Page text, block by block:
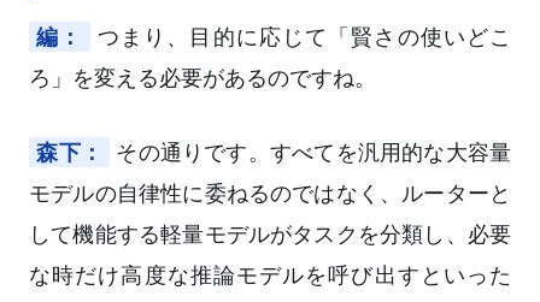
編：
つまり、目的に応じて「賢さの使いどこ
ろ」を変える必要があるのですね。
森下：
その通りです。すべてを汎用的な大容量
モデルの自律性に委ねるのではなく、ルーターと
して機能する軽量モデルがタスクを分類し、必要
な時だけ高度な推論モデルを呼び出すといった